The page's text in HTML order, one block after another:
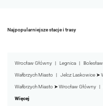
Najpopularniejsze stacje i trasy
Wrocław Główny Legnica
Wałbrzych Miasto Jelcz Laskowice ➤
Wałbrzych Miasto ➤ Wrocław Główny
Więcej